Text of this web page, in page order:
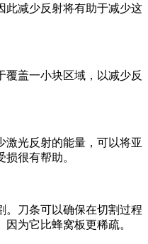
此减少反射将有助于减少这
覆盖一小块区域，以减少反
激光反射的能量，可以将亚
很有帮助。
。刀条可以确保在切割过程
为它比蜂窝板更稀疏。